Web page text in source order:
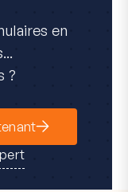
en
?